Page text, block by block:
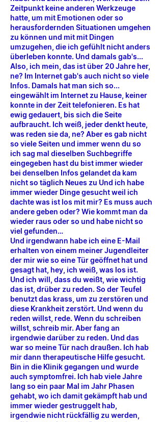
Zeitpunkt keine anderen Werkzeuge
hatte, um mit Emotionen oder so
herausfordernden Situationen umgehen
zu können und mit mit Dingen
umzugehen, die ich gefühlt nicht anders
überleben konnte. Und damals gab's...
Also, ich mein, das ist über 20 Jahre her,
ne? Im Internet gab's auch nicht so viele
Infos. Damals hat man sich so...
eingewählt im Internet zu Hause, keiner
konnte in der Zeit telefonieren. Es hat
ewig gedauert, bis sich die Seite
aufbraucht. Ich weiß, jeder denkt heute,
was reden sie da, ne? Aber es gab nicht
so viele Seiten und immer wenn du so
ich sag mal dieselben Suchbegriffe
eingegeben hast du bist immer wieder
bei denselben Infos gelandet da kam
nicht so täglich Neues zu Und ich habe
immer wieder Dinge gesucht weil ich
dachte was ist los mit mir? Es muss auch
andere geben oder? Wie kommt man da
wieder raus oder so und habe nicht so
viel gefunden…
Und irgendwann habe ich eine E-Mail
erhalten von einem meiner Jugendleiter
der mir wie so eine Tür geöffnet hat und
gesagt hat, hey, ich weiß, was los ist.
Und ich will, dass du weißt, wie wichtig
das ist, drüber zu reden. So der Teufel
benutzt das krass, um zu zerstören und
diese Krankheit zerstört. Und wenn du
reden willst, rede. Wenn du schreiben
willst, schreib mir. Aber fang an
irgendwie darüber zu reden. Und das
war so meine Tür nach draußen. Ich hab
mir dann therapeutische Hilfe gesucht.
Bin in die Klinik gegangen und wurde
auch symptomfrei. Ich hab viele Jahre
lang so ein paar Mal im Jahr Phasen
gehabt, wo ich damit gekämpft hab und
immer wieder gestruggelt hab,
irgendwie nicht rückfällig zu werden,